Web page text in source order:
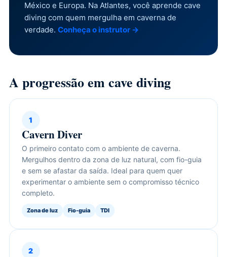
México e Europa. Na Atlantes, você aprende cave
diving com quem mergulha em caverna de
verdade. Conheça o instrutor →
A progressão em cave diving
1
Cavern Diver
O primeiro contato com o ambiente de caverna.
Mergulhos dentro da zona de luz natural, com fio-guia
e sem se afastar da saída. Ideal para quem quer
experimentar o ambiente sem o compromisso técnico
completo.
Zona de luz Fio-guia TDI
2